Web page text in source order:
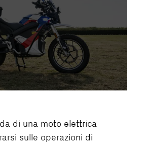
di una moto elettrica
sulle operazioni di